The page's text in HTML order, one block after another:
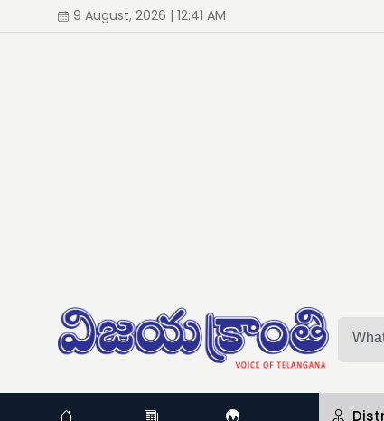
9 August, 2026 | 12:41 AM